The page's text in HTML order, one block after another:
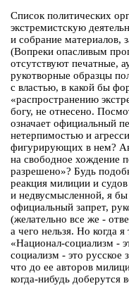
Список политических
экстремистскую
и собрание материалов,
(Вопреки опасливым
отсутствуют печатные,
рукотворные образцы
с властью, в какой бы
«распространению
богу, не отнесено.
означает официальный
нетерпимостью и
фигурирующих в нем?
на свободное хождение
разрешено»? Будь
реакция милиции и
и недвусмысленной, я бы
официальный запрет,
(желательно все же -
а чего нельзя. Но когда
«Национал-социализм -
социализм - это русское
что до ее авторов
когда-нибудь доберутся